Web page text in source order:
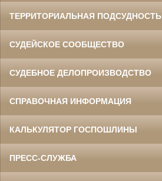
ТЕРРИТОРИАЛЬНАЯ ПОДСУДНОСТЬ
СУДЕЙСКОЕ СООБЩЕСТВО
СУДЕБНОЕ ДЕЛОПРОИЗВОДСТВО
СПРАВОЧНАЯ ИНФОРМАЦИЯ
КАЛЬКУЛЯТОР ГОСПОШЛИНЫ
ПРЕСС-СЛУЖБА